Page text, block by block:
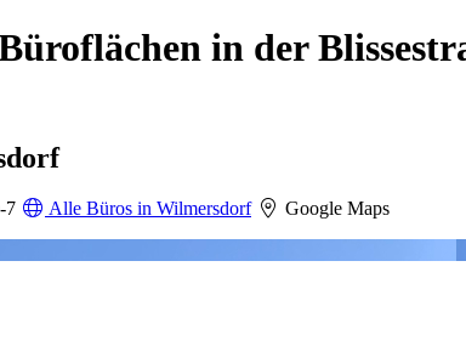
in der
7 Alle Büros in Wilmersdorf
Google Maps